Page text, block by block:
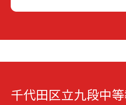
千代田区立九段中